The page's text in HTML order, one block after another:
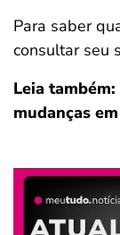
Para saber
consultar seu
Leia também:
mudanças